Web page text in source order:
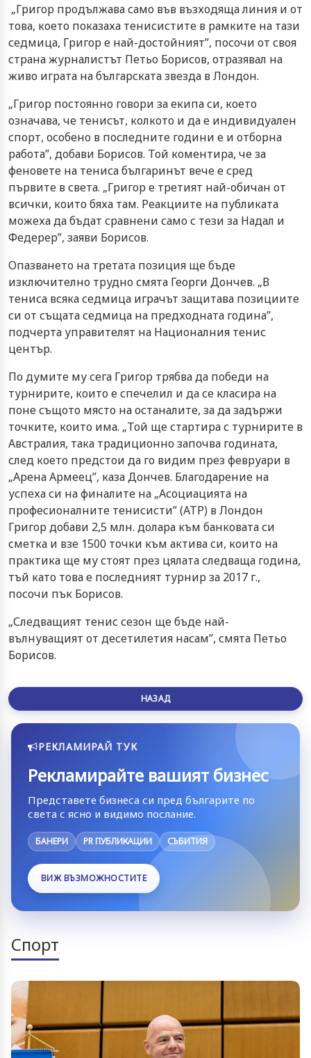
„Григор продължава само във възходяща линия и от
това, което показаха тенисистите в рамките на тази
седмица, Григор е най-достойният”, посочи от своя
страна журналистът Петьо Борисов, отразявал на
живо играта на българската звезда в Лондон.
„Григор постоянно говори за екипа си, което
означава, че тенисът, колкото и да е индивидуален
спорт, особено в последните години е и отборна
работа”, добави Борисов. Той коментира, че за
феновете на тениса българинът вече е сред
първите в света. „Григор е третият най-обичан от
всички, които бяха там. Реакциите на публиката
можеха да бъдат сравнени само с тези за Надал и
Федерер”, заяви Борисов.
Опазването на третата позиция ще бъде
изключително трудно смята Георги Дончев. „В
тениса всяка седмица играчът защитава позициите
си от същата седмица на предходната година”,
подчерта управителят на Националния тенис
център.
По думите му сега Григор трябва да победи на
турнирите, които е спечелил и да се класира на
поне същото място на останалите, за да задържи
точките, които има. „Той ще стартира с турнирите в
Австралия, така традиционно започва годината,
след което предстои да го видим през февруари в
„Арена Армеец”, каза Дончев. Благодарение на
успеха си на финалите на „Асоциацията на
професионалните тенисисти” (АТР) в Лондон
Григор добави 2,5 млн. долара към банковата си
сметка и взе 1500 точки към актива си, които на
практика ще му стоят през цялата следваща година,
тъй като това е последният турнир за 2017 г.,
посочи пък Борисов.
„Следващият тенис сезон ще бъде най-
вълнуващият от десетилетия насам”, смята Петьо
Борисов.
НАЗАД
РЕКЛАМИРАЙ ТУК
Рекламирайте вашият бизнес
Представете бизнеса си пред българите по
света с ясно и видимо послание.
БАНЕРИ PR ПУБЛИКАЦИИ СЪБИТИЯ
ВИЖ ВЪЗМОЖНОСТИТЕ
Спорт